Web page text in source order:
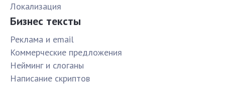
Локализация
Бизнес тексты
Реклама и email
Коммерческие предложения
Нейминг и слоганы
Написание скриптов